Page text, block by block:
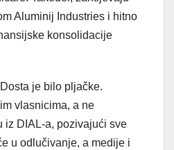
Aluminij Industries i hitno
konsolidacije
je bilo pljačke.
vlasnicima, a ne
iz DIAL-a, pozivajući sve
u odlučivanje, a medije i